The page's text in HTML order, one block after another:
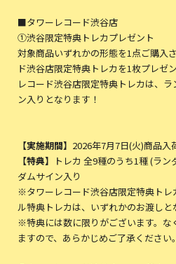
■タワーレコード渋谷店
①渋谷限定特典トレカプレゼント
対象商品いずれかの形態を1点ご購入
ド渋谷店限定特典トレカを1枚プレゼ
レコード渋谷店限定特典トレカは、
ン入りとなります！
【実施期間】 2026年7月7日(火)商品
【特典】
トレカ 全9種のうち1種 (ラ
ダムサイン入り
※タワーレコード渋谷店限定特典トレ
ル特典トレカは、いずれかのお渡しと
※特典には数に限りがございます。な
ますので、あらかじめご了承ください。